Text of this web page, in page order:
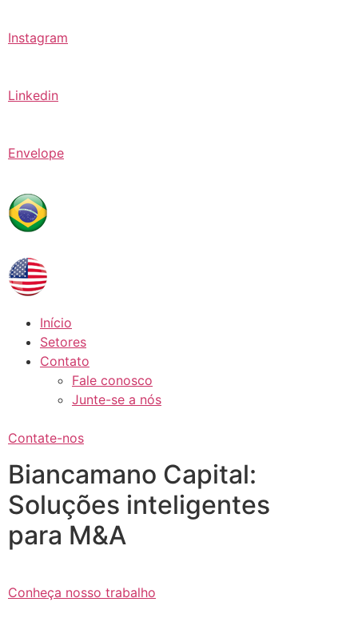
Instagram
Linkedin
Envelope
Início
Setores
Contato
Fale conosco
Junte-se a nós
Contate-nos
Biancamano Capital:
Soluções inteligentes
para M&A
Conheça nosso trabalho